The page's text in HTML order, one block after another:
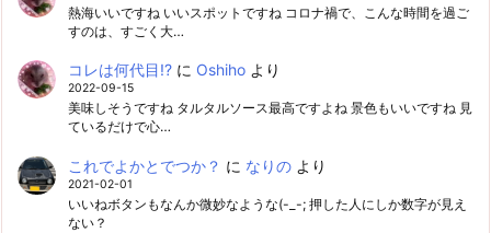
熱海いいですね いいスポットですね コロナ禍で、こんな時間を過ご
すのは、すごく大…
コレは何代目!?に Oshihoより
2022-09-15
美味しそうですね タルタルソース最高ですよね 景色もいいですね 見
ているだけで心…
これでよかとでつか？ に なりのより
2021-02-01
いいねボタンもなんか微妙なような(-_-; 押した人にしか数字が見え
ない？